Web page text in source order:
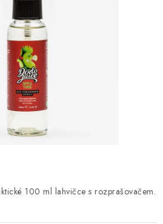
100 ml lahvičce s rozprašovačem.